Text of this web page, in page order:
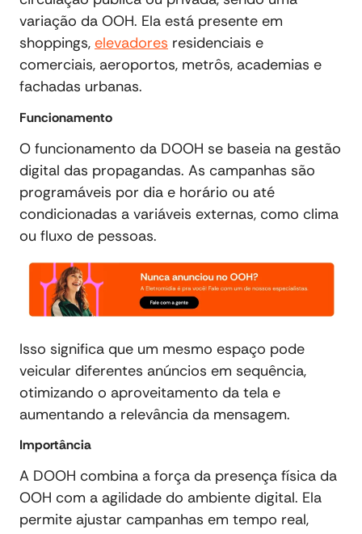
variação da OOH. Ela está presente em
shoppings, elevadores residenciais e
comerciais, aeroportos, metrôs, academias e
fachadas urbanas.
Funcionamento
O funcionamento da DOOH se baseia na gestão
digital das propagandas. As campanhas são
programáveis por dia e horário ou até
condicionadas a variáveis externas, como clima
ou fluxo de pessoas.
Isso significa que um mesmo espaço pode
veicular diferentes anúncios em sequência,
otimizando o aproveitamento da tela e
aumentando a relevância da mensagem.
Importância
A DOOH combina a força da presença física da
OOH com a agilidade do ambiente digital. Ela
permite ajustar campanhas em tempo real,